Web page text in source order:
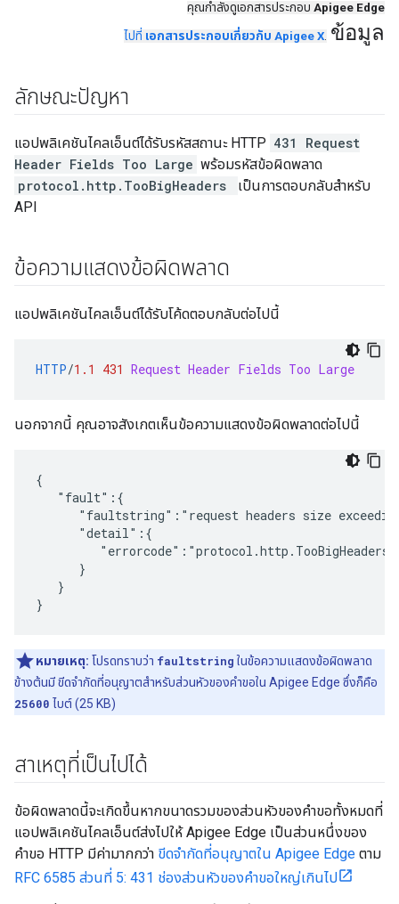
คุณกำลังดูเอกสารประกอบ Apigee Edge
ไปที่ เอกสารประกอบเกี่ยวกับ Apigee X. ข้อมูล
ลักษณะปัญหา
แอปพลิเคชันไคลเอ็นต์ได้รับรหัสสถานะ HTTP 431 Request
Header Fields Too Large พร้อมรหัสข้อผิดพลาด
protocol.http.TooBigHeaders
เป็นการตอบกลับสำหรับ
API
ข้อความแสดงข้อผิดพลาด
แอปพลิเคชันไคลเอ็นต์ได้รับโค้ดตอบกลับต่อไปนี้
HTTP/1.1 431 Request Header Fields Too Large
นอกจากนี้ คุณอาจสังเกตเห็นข้อความแสดงข้อผิดพลาดต่อไปนี้
{
   "fault":{
"faultstring":"request headers size
      "detail":{
         "errorcode":"protocol.http.TooBigHeaders"
      }
   }
}
หมายเหตุ: โปรดทราบว่า faultstring ในข้อความแสดงข้อผิดพลาด
ข้างต้นมี ขีดจำกัดที่อนุญาตสำหรับส่วนหัวของคำขอใน Apigee Edge ซึ่งก็คือ
25600 ไบต์ (25 KB)
สาเหตุที่เป็นไปได้
ข้อผิดพลาดนี้จะเกิดขึ้นหากขนาดรวมของส่วนหัวของคำขอทั้งหมดที่
แอปพลิเคชันไคลเอ็นต์ส่งไปให้ Apigee Edge เป็นส่วนหนึ่งของ
คำขอ HTTP มีค่ามากกว่า ขีดจำกัดที่อนุญาตใน Apigee Edge ตาม
RFC 6585 ส่วนที่ 5: 431 ช่องส่วนหัวของคำขอใหญ่เกินไป